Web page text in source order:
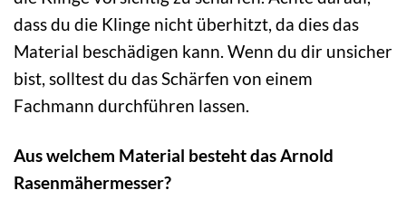
dass du die Klinge nicht überhitzt, da dies das
Material beschädigen kann. Wenn du dir unsicher
bist, solltest du das Schärfen von einem
Fachmann durchführen lassen.
Aus welchem Material besteht das Arnold
Rasenmähermesser?